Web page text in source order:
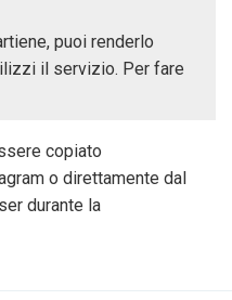
puoi renderlo
il servizio. Per fare
copiato
o direttamente dal
durante la